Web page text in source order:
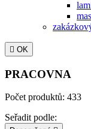
 OK
PRACOVNA
Počet produktů: 433
Seřadit podle: